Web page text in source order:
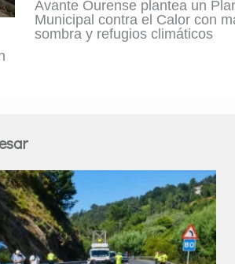
Avante Ourense plantea un
Municipal contra el Calor con
sombra y refugios climáticos